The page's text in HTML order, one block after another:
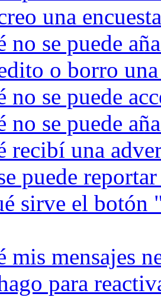
una
no se puede
o borro una
no se puede
no se puede
recibí una
puede
sirve el
mis mensajes
para